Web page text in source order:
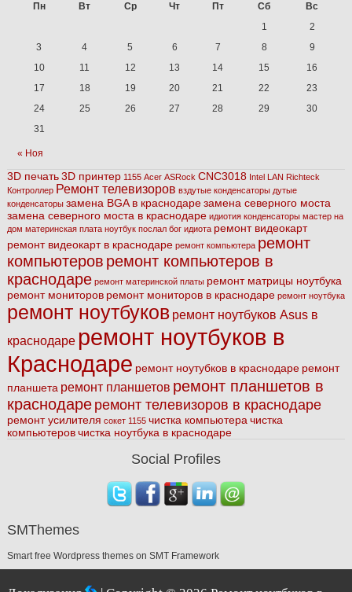
Пн Вт Ср Чт Пт Сб Вс
« Ноя
1
2
3
4 5 6 7 8
9
10
11 12 13 14 15
16
17
18 19 20 21 22
23
24
25 26 27 28 29
30
31
3D печать3D принтер 1155 Acer ASRock CNC3018 Intel LAN Richteck
Контроллер Ремонт телевизоров вздутые конденсаторы дутые
конденсаторы замена BGA в краснодарезамена северного моста
замена северного моста в краснодаре идиотия конденсаторы мастер на
дом материнская плата ноутбук послал бог идиота ремонт видеокарт
ремонт видеокарт в краснодаре ремонт компьютера ремонт
компьютеров ремонт компьютеров в
краснодаре ремонт материнской платы ремонт матрицы ноутбука
ремонт мониторов ремонт мониторов в краснодаре ремонт ноутбука
ремонт ноутбуков ремонт ноутбуков Asus в
краснодаре ремонт ноутбуков в
Краснодаре ремонт ноутубков в краснодаре ремонт
планшета ремонт планшетов ремонт планшетов в
краснодареремонт телевизоров в краснодаре
ремонт усилителя сокет 1155 чистка компьютера чистка
компьютеровчистка ноутбука в краснодаре
Social Profiles
SMThemes
Smart free Wordpress themes on SMT Framework